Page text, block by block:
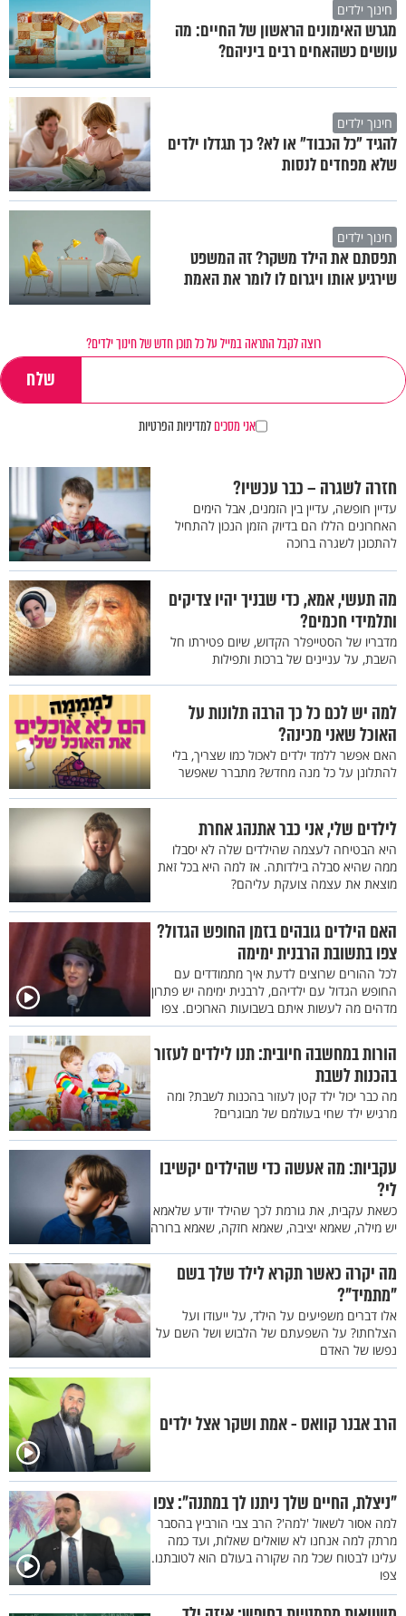
חינוך ילדים
מגרש האימונים הראשון של החיים: מה
עושים כשהאחים רבים ביניהם?
חינוך ילדים
להגיד "כל הכבוד" או לא? כך תגדלו ילדים
שלא מפחדים לנסות
חינוך ילדים
תפסתם את הילד משקר? זה המשפט
שירגיע אותו ויגרום לו לומר את האמת
רוצה לקבל התראה במייל על כל תוכן חדש של חינוך ילדים?
אני מסכיםלמדיניות הפרטיות
חזרה לשגרה – כבר עכשיו?
עדיין חופשה, עדיין בין הזמנים, אבל הימים
האחרונים הללו הם בדיוק הזמן הנכון להתחיל
להתכונן לשגרה ברוכה
מה תעשי, אמא, כדי שבניך יהיו צדיקים
ותלמידי חכמים?
מדבריו של הסטייפלר הקדוש, שיום פטירתו חל
השבת, על עניינים של ברכות ותפילות
למה יש לכם כל כך הרבה תלונות על
האוכל שאני מכינה?
האם אפשר ללמד ילדים לאכול כמו שצריך, בלי
להתלונן על כל מנה מחדש? מתברר שאפשר
לילדים שלי, אני כבר אתנהג אחרת
היא הבטיחה לעצמה שהילדים שלה לא יסבלו
ממה שהיא סבלה בילדותה. אז למה היא בכל זאת
מוצאת את עצמה צועקת עליהם?
האם הילדים גובהים בזמן החופש הגדול?
צפו בתשובת הרבנית ימימה
לכל ההורים שרוצים לדעת איך מתמודדים עם
החופש הגדול עם ילדיהם, לרבנית ימימה יש פתרון
מדהים מה לעשות איתם בשבועות הארוכים. צפו
הורות במחשבה חיובית: תנו לילדים לעזור
בהכנות לשבת
מה כבר יכול ילד קטן לעזור בהכנות לשבת? ומה
מרגיש ילד שחי בעולמם של מבוגרים?
עקביות: מה אעשה כדי שהילדים יקשיבו
לי?
כשאת עקבית, את גורמת לכך שהילד יודע שלאמא
יש מילה, שאמא יציבה, שאמא חזקה, שאמא ברורה
מה יקרה כאשר תקרא לילד שלך בשם
"מתמיד"?
אלו דברים משפיעים על הילד, על ייעודו ועל
הצלחתו? על השפעתם של הלבוש ושל השם על
נפשו של האדם
הרב אבנר קוואס - אמת ושקר אצל ילדים
"ניצלת, החיים שלך ניתנו לך במתנה": צפו
למה אסור לשאול 'למה'? הרב צבי הורביץ בהסבר
מרתק למה אנחנו לא שואלים שאלות, ועד כמה
עלינו לבטוח שכל מה שקורה בעולם הוא לטובתנו.
צפו